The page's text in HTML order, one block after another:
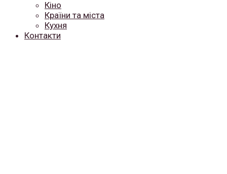
Кіно
Країни та міста
Кухня
Контакти